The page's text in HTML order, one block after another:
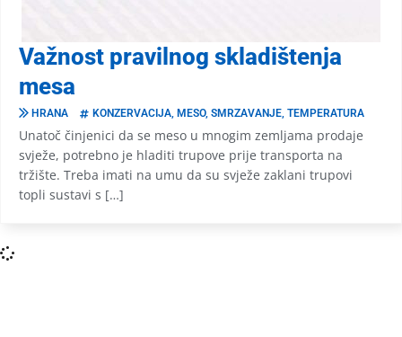
Važnost pravilnog skladištenja
mesa
HRANA KONZERVACIJA MESO, SMRZAVANJE TEMPERATURA
Unatoč činjenici da se meso u mnogim zemljama prodaje
svježe, potrebno je hladiti trupove prije transporta na
tržište. Treba imati na umu da su svježe zaklani trupovi
topli sustavi s […]